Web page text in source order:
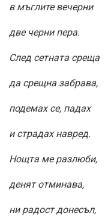
в мъглите вечерни
две черни пера.
След сетната среща
да срещна забрава,
подемах се, падах
и страдах навред.
Нощта ме разлюби,
денят отминава,
ни радост донесъл,